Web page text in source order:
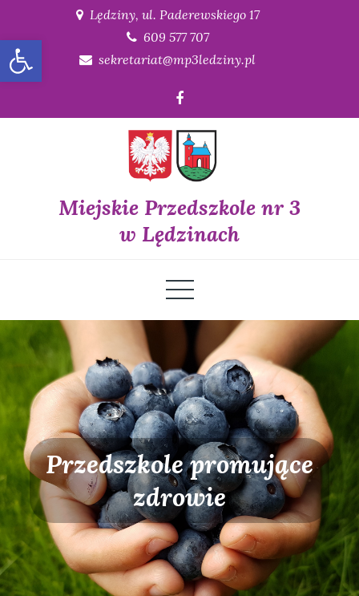
Open toolbar
content
Lędziny, ul. Paderewskiego 17
609 577 707
sekretariat@mp3ledziny.pl
Miejskie Przedszkole nr 3
w Lędzinach
Przedszkole promujące
zdrowie